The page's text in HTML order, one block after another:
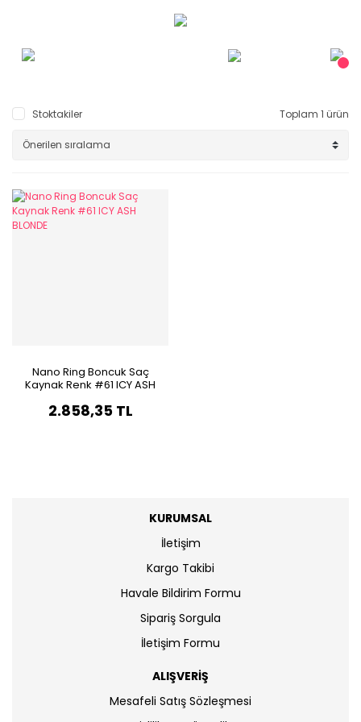
Stoktakiler Toplam 1 ürün
Nano Ring Boncuk Saç
Kaynak Renk #61 ICY ASH
2.858,35 TL
KURUMSAL
İletişim
Kargo Takibi
Havale Bildirim Formu
Sipariş Sorgula
İletişim Formu
ALIŞVERİŞ
Mesafeli Satış Sözleşmesi